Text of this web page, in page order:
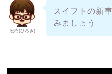
宏樹(ひろき)
スイフトの新
みましょう